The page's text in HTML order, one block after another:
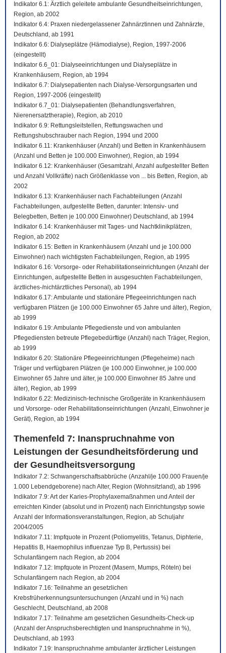
Indikator 6.1: Ärztlich geleitete ambulante Gesundheitseinrichtungen,
Region, ab 2002
Indikator 6.4: Praxen niedergelassener Zahnärztinnen und Zahnärzte,
Deutschland, ab 1991
Indikator 6.6: Dialyseplätze (Hämodialyse), Region, 1997-2006
(eingestellt)
Indikator 6.6_01: Dialyseeinrichtungen und Dialyseplätze in
Krankenhäusern, Region, ab 1994
Indikator 6.7: Dialysepatienten nach Dialyse-Versorgungsarten und
Region, 1997-2006 (eingestellt)
Indikator 6.7_01: Dialysepatienten (Behandlungsverfahren,
Nierenersatztherapie), Region, ab 2010
Indikator 6.9: Rettungsleitstellen, Rettungswachen und
Rettungshubschrauber nach Region, 1994 und 2000
Indikator 6.11: Krankenhäuser (Anzahl) und Betten in Krankenhäusern
(Anzahl und Betten je 100.000 Einwohner), Region, ab 1994
Indikator 6.12: Krankenhäuser (Gesamtzahl, Anzahl aufgestellter Betten
und Anzahl Vollkräfte) nach Größenklasse von ... bis Betten, Region, ab
2002
Indikator 6.13: Krankenhäuser nach Fachabteilungen (Anzahl
Fachabteilungen, aufgestellte Betten, darunter: Intensiv- und
Belegbetten, Betten je 100.000 Einwohner) Deutschland, ab 1994
Indikator 6.14: Krankenhäuser mit Tages- und Nachtklinikplätzen,
Region, ab 2002
Indikator 6.15: Betten in Krankenhäusern (Anzahl und je 100.000
Einwohner) nach wichtigsten Fachabteilungen, Region, ab 1995
Indikator 6.16: Vorsorge- oder Rehabilitationseinrichtungen (Anzahl der
Einrichtungen, aufgestellte Betten in ausgesuchten Fachabteilungen,
ärztliches-/nichtärztliches Personal), ab 1994
Indikator 6.17: Ambulante und stationäre Pflegeeinrichtungen nach
verfügbaren Plätzen (je 100.000 Einwohner 65 Jahre und älter), Region,
ab 1999
Indikator 6.19: Ambulante Pflegedienste und von ambulanten
Pflegediensten betreute Pflegebedürftige (Anzahl) nach Träger, Region,
ab 1999
Indikator 6.20: Stationäre Pflegeeinrichtungen (Pflegeheime) nach
Träger und verfügbaren Plätzen (je 100.000 Einwohner, je 100.000
Einwohner 65 Jahre und älter, je 100.000 Einwohner 85 Jahre und
älter), Region, ab 1999
Indikator 6.22: Medizinisch-technische Großgeräte in Krankenhäusern
und Vorsorge- oder Rehabilitationseinrichtungen (Anzahl, Einwohner je
Gerät), Region, ab 1994
Themenfeld 7: Inanspruchnahme von
Leistungen der Gesundheitsförderung und
der Gesundheitsversorgung
Indikator 7.2: Schwangerschaftsabbrüche (Anzahl/je 100.000 Frauen/je
1.000 Lebendgeborene) nach Alter, Region (Wohnsitzland), ab 1996
Indikator 7.9: Art der Karies-Prophylaxemaßnahmen und Anteil der
erreichten Kinder (absolut und in Prozent) nach Einrichtungstyp sowie
Anzahl der Informationsveranstaltungen, Region, ab Schuljahr
2004/2005
Indikator 7.11: Impfquote in Prozent (Poliomyelitis, Tetanus, Diphterie,
Hepatitis B, Haemophilus influenzae Typ B, Pertussis) bei
Schulanfängern nach Region, ab 2004
Indikator 7.12: Impfquote in Prozent (Masern, Mumps, Röteln) bei
Schulanfängern nach Region, ab 2004
Indikator 7.16: Teilnahme an gesetzlichen
Krebsfrüherkennungsuntersuchungen (Anzahl und in %) nach
Geschlecht, Deutschland, ab 2008
Indikator 7.17: Teilnahme am gesetzlichen Gesundheits-Check-up
(Anzahl der Anspruchsberechtigten und Inanspruchnahme in %),
Deutschland, ab 1993
Indikator 7.19: Inanspruchnahme ambulanter ärztlicher Leistungen